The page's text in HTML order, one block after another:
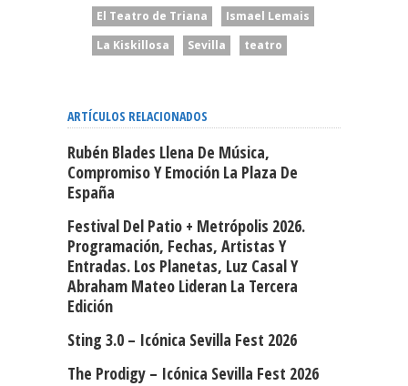
El Teatro de Triana
Ismael Lemais
La Kiskillosa
Sevilla teatro
ARTÍCULOS RELACIONADOS
Rubén Blades Llena De Música,
Compromiso Y Emoción La Plaza De
España
Festival Del Patio + Metrópolis 2026.
Programación, Fechas, Artistas Y
Entradas. Los Planetas, Luz Casal Y
Abraham Mateo Lideran La Tercera
Edición
Sting 3.0 – Icónica Sevilla Fest 2026
The Prodigy – Icónica Sevilla Fest 2026